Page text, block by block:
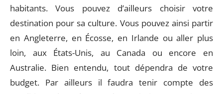
habitants. Vous pouvez d’ailleurs choisir votre
destination pour sa culture. Vous pouvez ainsi partir
en Angleterre, en Écosse, en Irlande ou aller plus
loin, aux États-Unis, au Canada ou encore en
Australie. Bien entendu, tout dépendra de votre
budget. Par ailleurs il faudra tenir compte des